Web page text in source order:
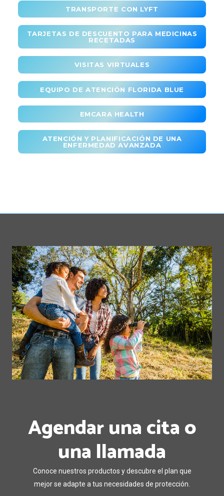
TRANSPORTE CON LYFT
TARJETAS DE DESCUENTO PARA MEDICINAS
RECETADAS
VISITAS VIRTUALES
EQUIPO DE ATENCIÓN FLORIDA BLUE
EMCARA HEALTH
ATENCIÓN Y PLANIFICACIÓN DE UNA
ENFERMEDAD AVANZADA
Agendar una cita o
una llamada
Conoce nuestros productos y descubre el plan que
mejor se adapte a tus necesidades de protección.